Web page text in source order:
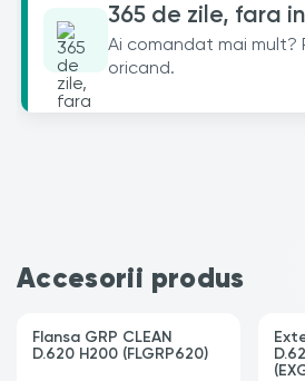
365 de zile, fara
Ai comandat mai mult?
oricand.
Accesorii produs
Flansa GRP CLEAN
D.620 H200 (FLGRP620)